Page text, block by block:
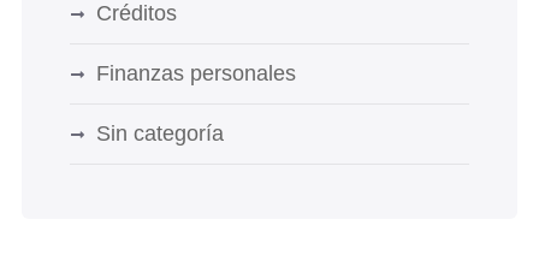
Créditos
Finanzas personales
Sin categoría